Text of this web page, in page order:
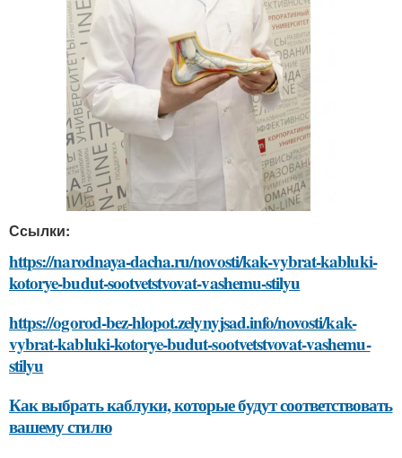
Ссылки:
https://narodnaya-dacha.ru/novosti/kak-vybrat-kabluki-
kotorye-budut-sootvetstvovat-vashemu-stilyu
https://ogorod-bez-hlopot.zelynyjsad.info/novosti/kak-
vybrat-kabluki-kotorye-budut-sootvetstvovat-vashemu-
stilyu
Как выбрать каблуки, которые будут соответствовать
вашему стилю